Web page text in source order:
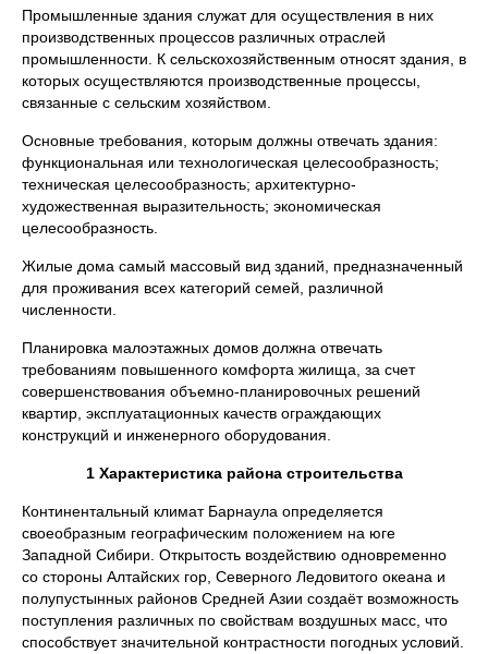
Промышленные здания служат для осуществления в них
производственных процессов различных отраслей
промышленности. К сельскохозяйственным относят здания, в
которых осуществляются производственные процессы,
связанные с сельским хозяйством.
Основные требования, которым должны отвечать здания:
функциональная или технологическая целесообразность;
техническая целесообразность; архитектурно-
художественная выразительность; экономическая
целесообразность.
Жилые дома самый массовый вид зданий, предназначенный
для проживания всех категорий семей, различной
численности.
Планировка малоэтажных домов должна отвечать
требованиям повышенного комфорта жилища, за счет
совершенствования объемно-планировочных решений
квартир, эксплуатационных качеств ограждающих
конструкций и инженерного оборудования.
1 Характеристика района строительства
Континентальный климат Барнаула определяется
своеобразным географическим положением на юге
Западной Сибири. Открытость воздействию одновременно
со стороны Алтайских гор, Северного Ледовитого океана и
полупустынных районов Средней Азии создаёт возможность
поступления различных по свойствам воздушных масс, что
способствует значительной контрастности погодных условий.